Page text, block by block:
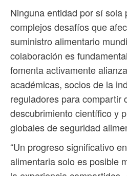
Ninguna entidad por sí sola
complejos desafíos que
suministro alimentario
colaboración es
fomenta activamente
académicas, socios de la
reguladores para compartir
descubrimiento científico y
globales de seguridad
“Un progreso significativo
alimentaria solo es posible